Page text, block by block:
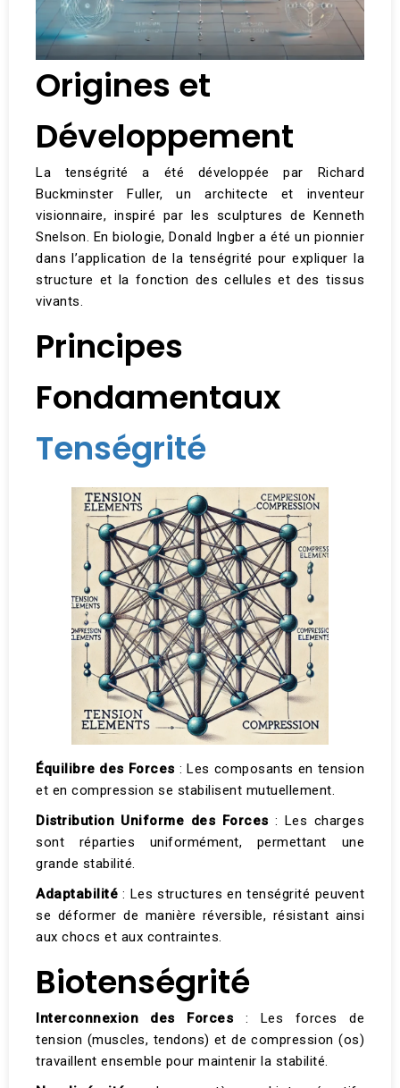
Origines et
Développement
La tenségrité a été développée par Richard
Buckminster Fuller, un architecte et inventeur
visionnaire, inspiré par les sculptures de Kenneth
Snelson. En biologie, Donald Ingber a été un pionnier
dans l’application de la tenségrité pour expliquer la
structure et la fonction des cellules et des tissus
vivants.
Principes
Fondamentaux
Tenségrité
Équilibre des Forces : Les composants en tension
et en compression se stabilisent mutuellement.​
Distribution Uniforme des Forces : Les charges
sont réparties uniformément, permettant une
grande stabilité.
Adaptabilité : Les structures en tenségrité peuvent
se déformer de manière réversible, résistant ainsi
aux chocs et aux contraintes​.
Biotenségrité
Interconnexion des Forces : Les forces de
tension (muscles, tendons) et de compression (os)
travaillent ensemble pour maintenir la stabilité.